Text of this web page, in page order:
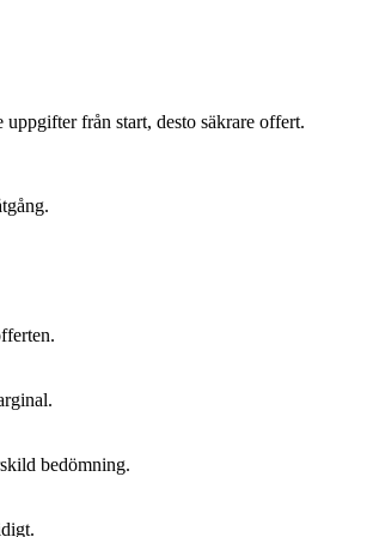
från start, desto säkrare offert.
bedömning.